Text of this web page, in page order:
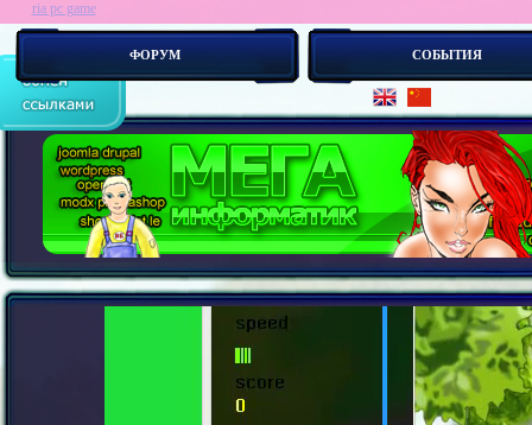
ФОРУМ СОБЫТИЯ
ria pc game